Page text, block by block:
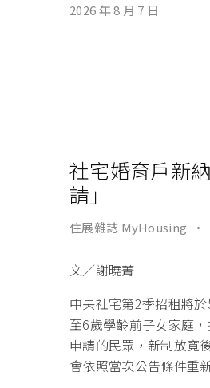
2026 年 8 月 7 日
社宅婚育戶新
請」
住展雜誌 MyHousing ·
文／謝曉菁
中央社宅第2季招租將
至6歲學齡前子女家庭
申請的民眾，新制放寬
會依照當次公告條件重